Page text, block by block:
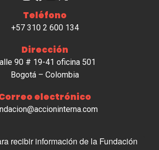
Teléfono
+57 310 2 600 134
Dirección
90 # 19-41 oficina 501
Bogotá – Colombia
electrónico